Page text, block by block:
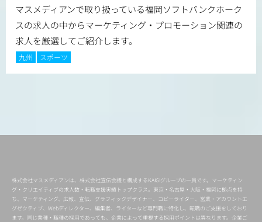
マスメディアンで取り扱っている福岡ソフトバンクホーク
スの求人の中からマーケティング・プロモーション関連の
求人を厳選してご紹介します。
九州 スポーツ
株式会社マスメディアンは、株式会社宣伝会議と構成するKAIGIグループの一員です。マーケティン
グ・クリエイティブの求人数・転職支援実績トップクラス。東京・名古屋・大阪・福岡に拠点を持
ち、マーケティング、広報、宣伝、グラフィックデザイナー、コピーライター、営業・アカウントエ
グゼクティブ、Webディレクター、編集者、ライターなど専門職に特化し、転職のご支援をしており
ます。同じ業種・職種の採用であっても、企業によって重視する採用ポイントは異なります。企業ご